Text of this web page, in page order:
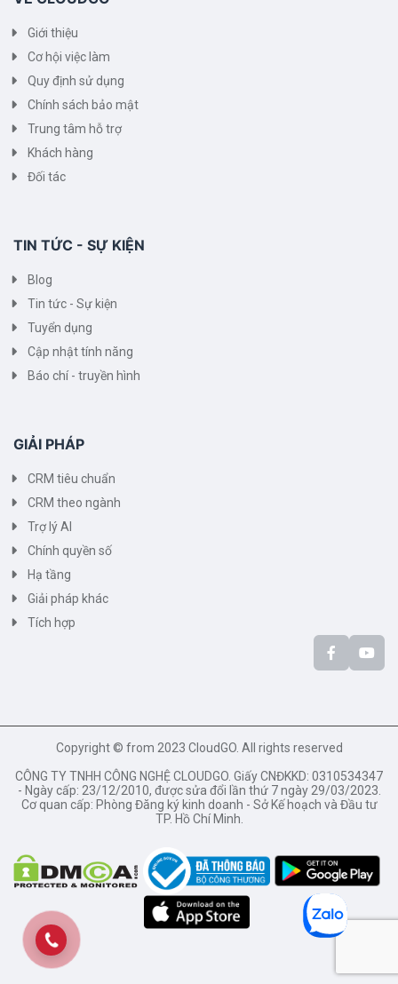
Giới thiệu
Cơ hội việc làm
Quy định sử dụng
Chính sách bảo mật
Trung tâm hỗ trợ
Khách hàng
Đối tác
TIN TỨC - SỰ KIỆN
Blog
Tin tức - Sự kiện
Tuyển dụng
Cập nhật tính năng
Báo chí - truyền hình
GIẢI PHÁP
CRM tiêu chuẩn
CRM theo ngành
Trợ lý AI
Chính quyền số
Hạ tầng
Giải pháp khác
Tích hợp
Copyright © from 2023 CloudGO. All rights reserved
CÔNG TY TNHH CÔNG NGHỆ CLOUDGO. Giấy CNĐKKD: 0310534347
- Ngày cấp: 23/12/2010, được sửa đổi lần thứ 7 ngày 29/03/2023.
Cơ quan cấp: Phòng Đăng ký kinh doanh - Sở Kế hoạch và Đầu tư
TP. Hồ Chí Minh.